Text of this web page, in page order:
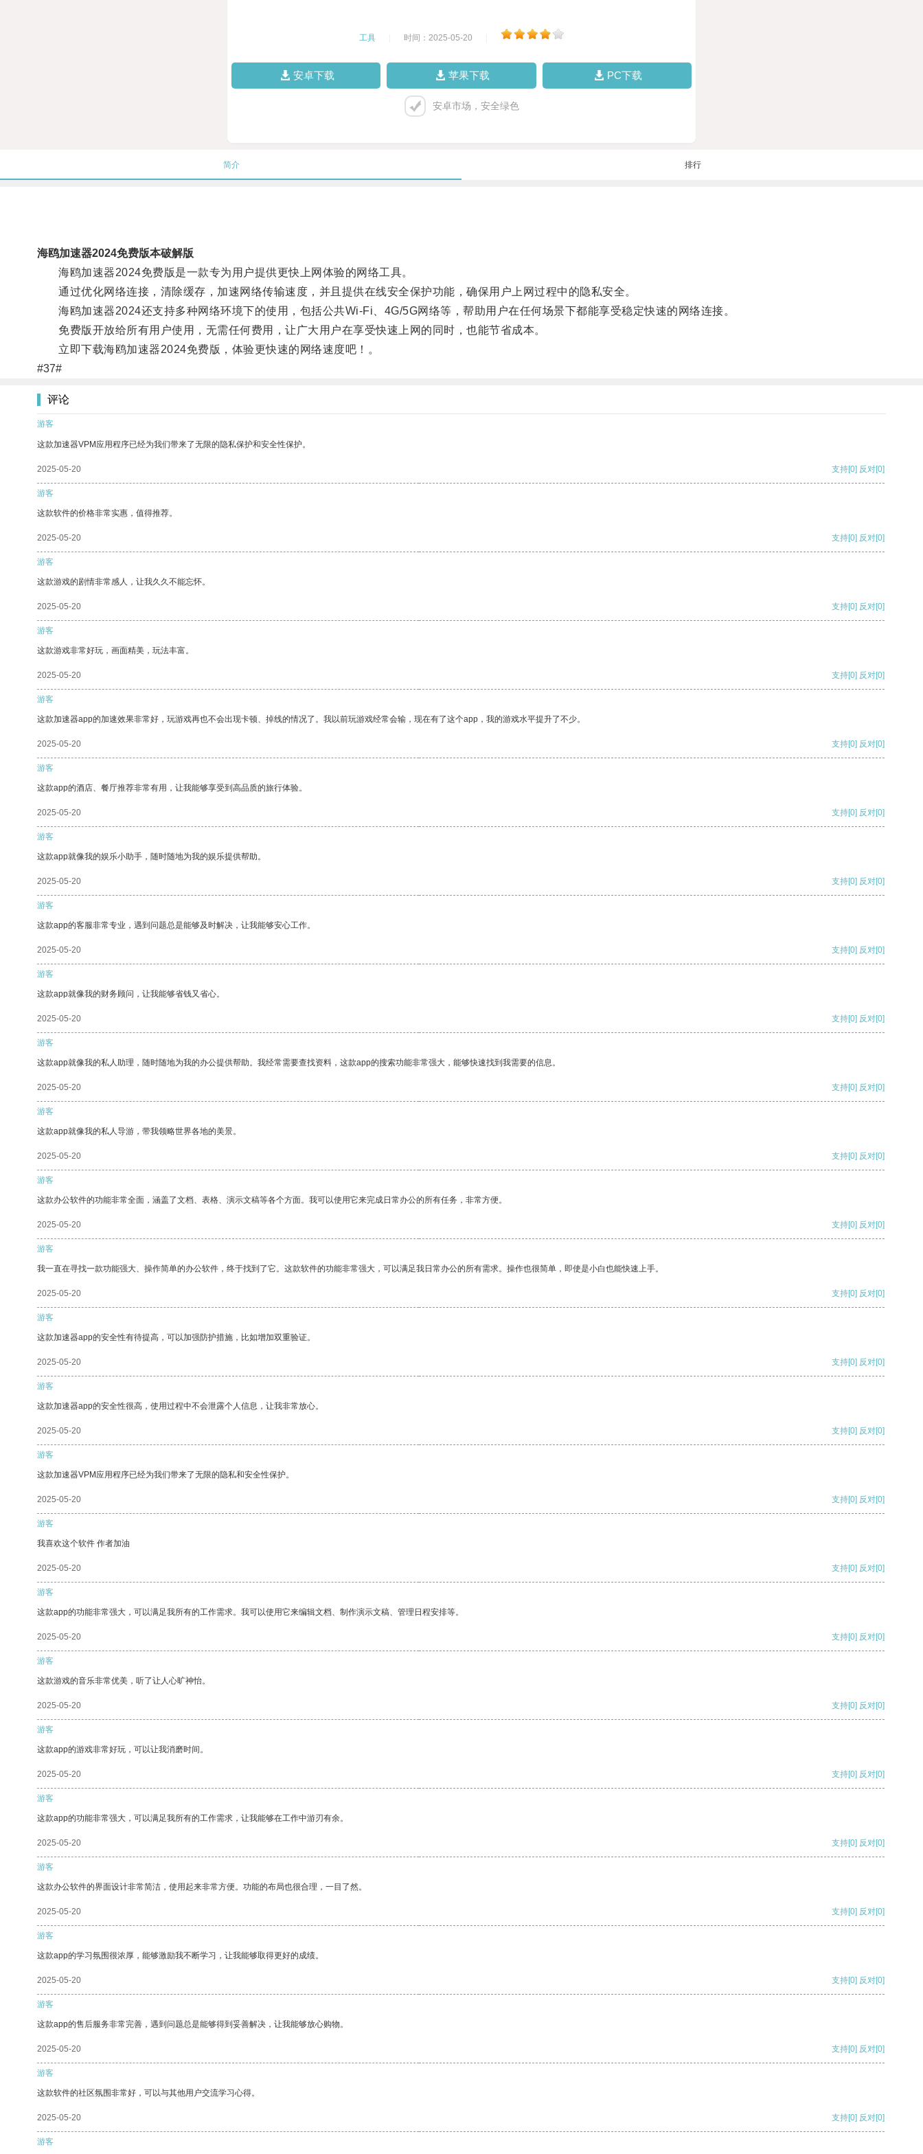
工具 时间：2025-05-20
安卓下载 苹果下载 PC下载
安卓市场，安全绿色
简介 排行
海鸥加速器2024免费版本破解版
海鸥加速器2024免费版是一款专为用户提供更快上网体验的网络工具。
通过优化网络连接，清除缓存，加速网络传输速度，并且提供在线安全保护功能，确保用户上网过程中的隐私安全。
海鸥加速器2024还支持多种网络环境下的使用，包括公共Wi-Fi、4G/5G网络等，帮助用户在任何场景下都能享受稳定快速的网络连接。
免费版开放给所有用户使用，无需任何费用，让广大用户在享受快速上网的同时，也能节省成本。
立即下载海鸥加速器2024免费版，体验更快速的网络速度吧！。
#37#
评论
游客
这款加速器VPM应用程序已经为我们带来了无限的隐私保护和安全性保护。
2025-05-20 支持[0] 反对[0]
游客
这款软件的价格非常实惠，值得推荐。
2025-05-20 支持[0] 反对[0]
游客
这款游戏的剧情非常感人，让我久久不能忘怀。
2025-05-20 支持[0] 反对[0]
游客
这款游戏非常好玩，画面精美，玩法丰富。
2025-05-20 支持[0] 反对[0]
游客
这款加速器app的加速效果非常好，玩游戏再也不会出现卡顿、掉线的情况了。我以前玩游戏经常会输，现在有了这个app，我的游戏水平提升了不少。
2025-05-20 支持[0] 反对[0]
游客
这款app的酒店、餐厅推荐非常有用，让我能够享受到高品质的旅行体验。
2025-05-20 支持[0] 反对[0]
游客
这款app就像我的娱乐小助手，随时随地为我的娱乐提供帮助。
2025-05-20 支持[0] 反对[0]
游客
这款app的客服非常专业，遇到问题总是能够及时解决，让我能够安心工作。
2025-05-20 支持[0] 反对[0]
游客
这款app就像我的财务顾问，让我能够省钱又省心。
2025-05-20 支持[0] 反对[0]
游客
这款app就像我的私人助理，随时随地为我的办公提供帮助。我经常需要查找资料，这款app的搜索功能非常强大，能够快速找到我需要的信息。
2025-05-20 支持[0] 反对[0]
游客
这款app就像我的私人导游，带我领略世界各地的美景。
2025-05-20 支持[0] 反对[0]
游客
这款办公软件的功能非常全面，涵盖了文档、表格、演示文稿等各个方面。我可以使用它来完成日常办公的所有任务，非常方便。
2025-05-20 支持[0] 反对[0]
游客
我一直在寻找一款功能强大、操作简单的办公软件，终于找到了它。这款软件的功能非常强大，可以满足我日常办公的所有需求。操作也很简单，即使是小白也能快速上手。
2025-05-20 支持[0] 反对[0]
游客
这款加速器app的安全性有待提高，可以加强防护措施，比如增加双重验证。
2025-05-20 支持[0] 反对[0]
游客
这款加速器app的安全性很高，使用过程中不会泄露个人信息，让我非常放心。
2025-05-20 支持[0] 反对[0]
游客
这款加速器VPM应用程序已经为我们带来了无限的隐私和安全性保护。
2025-05-20 支持[0] 反对[0]
游客
我喜欢这个软件 作者加油
2025-05-20 支持[0] 反对[0]
游客
这款app的功能非常强大，可以满足我所有的工作需求。我可以使用它来编辑文档、制作演示文稿、管理日程安排等。
2025-05-20 支持[0] 反对[0]
游客
这款游戏的音乐非常优美，听了让人心旷神怡。
2025-05-20 支持[0] 反对[0]
游客
这款app的游戏非常好玩，可以让我消磨时间。
2025-05-20 支持[0] 反对[0]
游客
这款app的功能非常强大，可以满足我所有的工作需求，让我能够在工作中游刃有余。
2025-05-20 支持[0] 反对[0]
游客
这款办公软件的界面设计非常简洁，使用起来非常方便。功能的布局也很合理，一目了然。
2025-05-20 支持[0] 反对[0]
游客
这款app的学习氛围很浓厚，能够激励我不断学习，让我能够取得更好的成绩。
2025-05-20 支持[0] 反对[0]
游客
这款app的售后服务非常完善，遇到问题总是能够得到妥善解决，让我能够放心购物。
2025-05-20 支持[0] 反对[0]
游客
这款软件的社区氛围非常好，可以与其他用户交流学习心得。
2025-05-20 支持[0] 反对[0]
游客